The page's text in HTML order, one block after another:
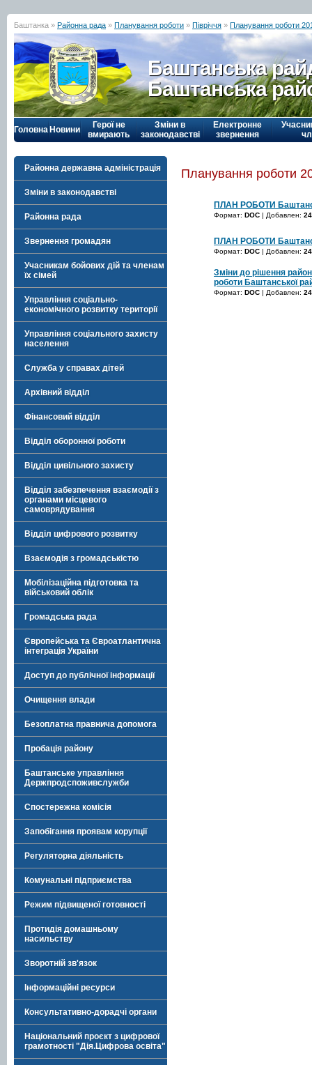
Баштанка » Районна рада » Планування роботи » Півріччя » Планування роботи
Баштанська
Баштанська
Головна Новини
Герої не
вмирають
Зміни в
законодавстві
Електронне
звернення
Районна державна адміністрація
Зміни в законодавстві
Районна рада
Звернення громадян
Учасникам бойових дій та членам
їх сімей
Управління соціально-
економічного розвитку території
Управління соціального захисту
населення
Служба у справах дітей
Архівний відділ
Фінансовий відділ
Відділ оборонної роботи
Відділ цивільного захисту
Відділ забезпечення взаємодії з
органами місцевого
самоврядування
Відділ цифрового розвитку
Взаємодія з громадськістю
Мобілізаційна підготовка та
військовий облік
Громадська рада
Європейська та Євроатлантична
інтеграція України
Доступ до публічної інформації
Очищення влади
Безоплатна правнича допомога
Пробація району
Баштанське управління
Держпродспоживслужби
Спостережна комісія
Запобігання проявам корупції
Регуляторна діяльність
Комунальні підприємства
Режим підвищеної готовності
Протидія домашньому
насильству
Зворотній зв'язок
Інформаційні ресурси
Консультативно-дорадчі органи
Національний проєкт з цифрової
грамотності "Дія.Цифрова освіта"
Планування роботи
ПЛАН РОБОТИ
Формат: DOC | Добавлен:
ПЛАН РОБОТИ
Формат: DOC | Добавлен:
Зміни до рішення
роботи Баштанської
Формат: DOC | Добавлен: